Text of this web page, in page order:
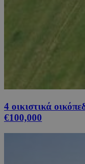
4 οικιστικά
€100,000